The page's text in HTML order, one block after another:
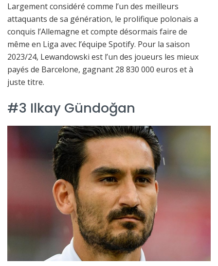
Largement considéré comme l’un des meilleurs
attaquants de sa génération, le prolifique polonais a
conquis l’Allemagne et compte désormais faire de
même en Liga avec l’équipe Spotify. Pour la saison
2023/24, Lewandowski est l’un des joueurs les mieux
payés de Barcelone, gagnant 28 830 000 euros et à
juste titre.
#3 Ilkay Gündoğan